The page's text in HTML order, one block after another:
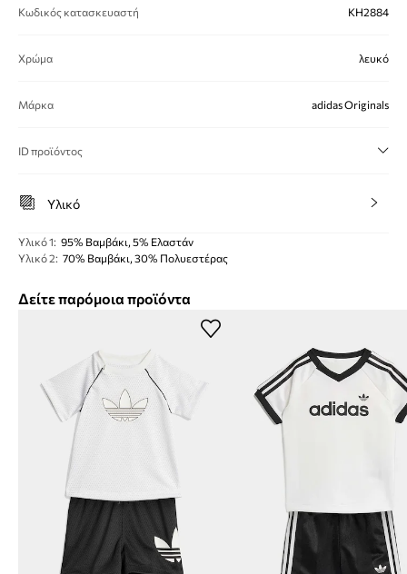
Κωδικός κατασκευαστή KH2884
Χρώμα λευκό
Μάρκα adidas Originals
ID προϊόντος
Υλικό
Υλικό 1: 95% Βαμβάκι, 5% Ελαστάν
Υλικό 2: 70% Βαμβάκι, 30% Πολυεστέρας
Δείτε παρόμοια προϊόντα